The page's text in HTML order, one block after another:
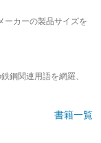
ーカーの製品サイズを
鋼関連用語を網羅、
書籍一覧